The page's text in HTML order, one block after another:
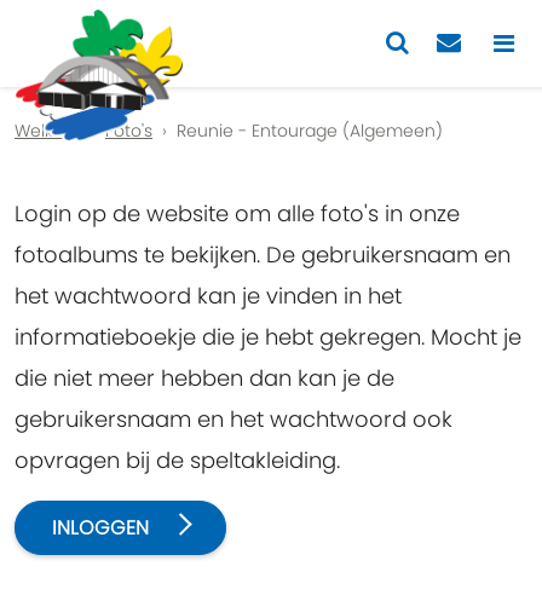
Previous
Welkom Foto's Reunie - Entourage (Algemeen)
Login op de website om alle foto's in onze
fotoalbums te bekijken. De gebruikersnaam en
het wachtwoord kan je vinden in het
informatieboekje die je hebt gekregen. Mocht je
die niet meer hebben dan kan je de
gebruikersnaam en het wachtwoord ook
opvragen bij de speltakleiding.
INLOGGEN